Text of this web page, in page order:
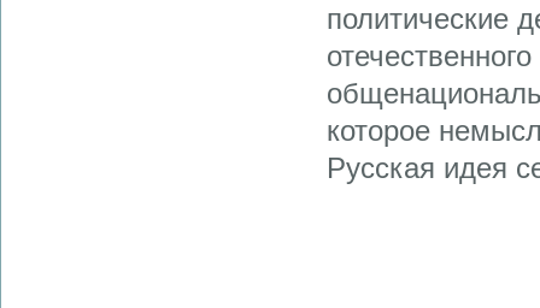
политические
которое
Русская идея